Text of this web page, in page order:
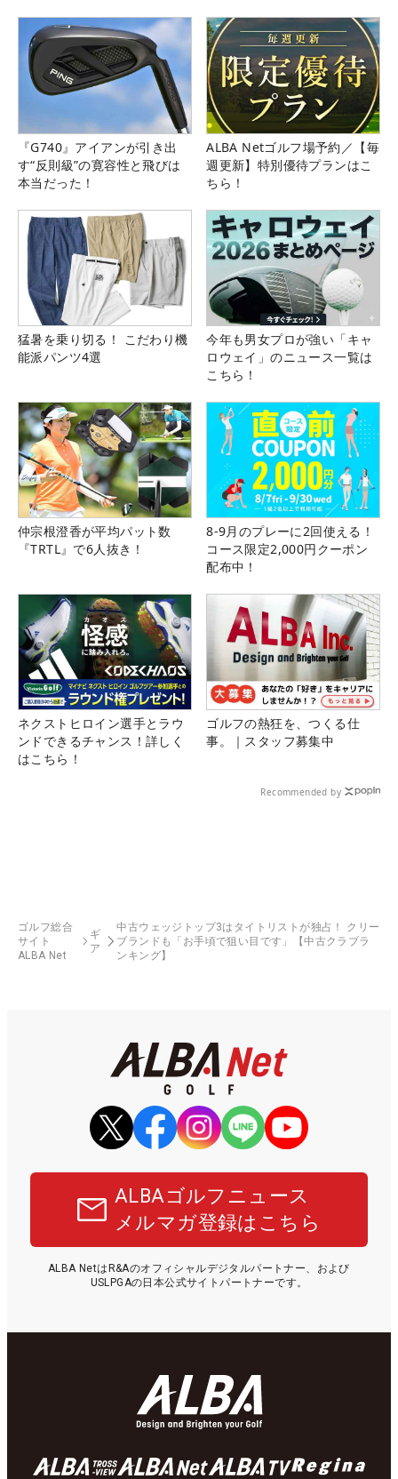
『G740』アイアンが引き出
す“反則級”の寛容性と飛びは
本当だった！
ALBA Netゴルフ場予約／【毎
週更新】特別優待プランはこ
ちら！
猛暑を乗り切る！ こだわり機
能派パンツ4選
今年も男女プロが強い「キャ
ロウェイ」のニュース一覧は
こちら！
仲宗根澄香が平均パット数
『TRTL』で6人抜き！
8-9月のプレーに2回使える！
コース限定2,000円クーポン
配布中！
ネクストヒロイン選手とラウ
ンドできるチャンス！詳しく
はこちら！
ゴルフの熱狂を、つくる仕
事。｜スタッフ募集中
Recommended by
ゴルフ総合
サイト
ALBA Net
ギ
ア
中古ウェッジトップ3はタイトリストが独占！ クリー
ブランドも「お手頃で狙い目です」【中古クラブラ
ンキング】
ALBAゴルフニュース
メルマガ登録はこちら
ALBA NetはR&Aのオフィシャルデジタルパートナー、および
USLPGAの日本公式サイトパートナーです。